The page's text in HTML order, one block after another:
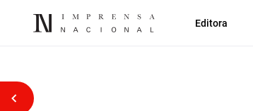
Editora
Voltar atrás